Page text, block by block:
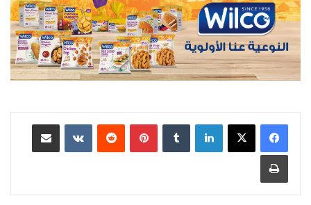
لينكدإن بينتيريست
مشاركة عبر البريد
طباعة